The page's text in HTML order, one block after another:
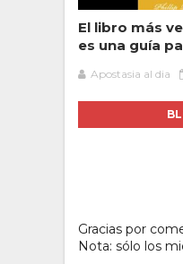
El libro más
es una guía
Apostasia al dia
Gracias por
Nota: sólo los